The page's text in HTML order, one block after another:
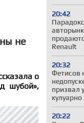
20:42
Renault
20:32
Фетисов
призвал
кулуарно
20:22
не
о
шубой»,